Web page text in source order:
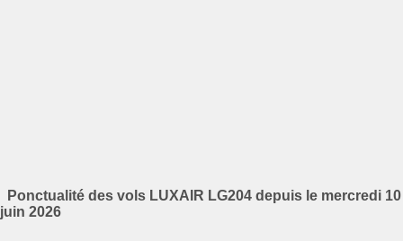
Ponctualité des vols LUXAIR LG204 depuis le mercredi 10
juin 2026